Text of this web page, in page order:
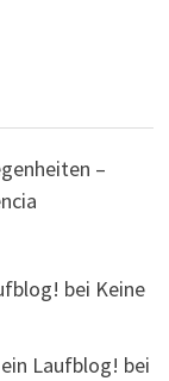
–
bei Keine
Laufblog! bei